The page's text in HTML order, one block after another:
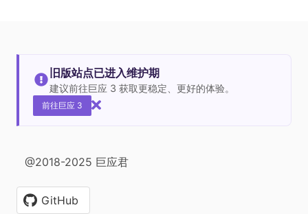
旧版站点已进入维护期
建议前往巨应 3 获取更稳定、更好的体验。
前往巨应 3
@2018-2025 巨应君
GitHub